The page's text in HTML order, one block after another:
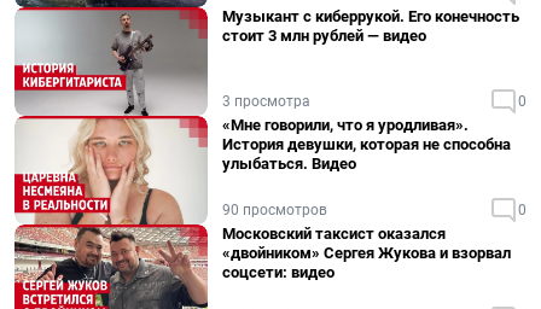
Музыкант с киберрукой. Его конечность
стоит 3 млн рублей — видео
3 просмотра 0
«Мне говорили, что я уродливая».
История девушки, которая не способна
улыбаться. Видео
90 просмотров 0
Московский таксист оказался
«двойником» Сергея Жукова и взорвал
соцсети: видео